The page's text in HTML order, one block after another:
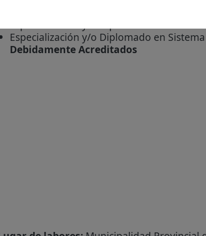
Especialización y/o Diplomado en
Especialización y/o Diplomado en
Debidamente Acreditados